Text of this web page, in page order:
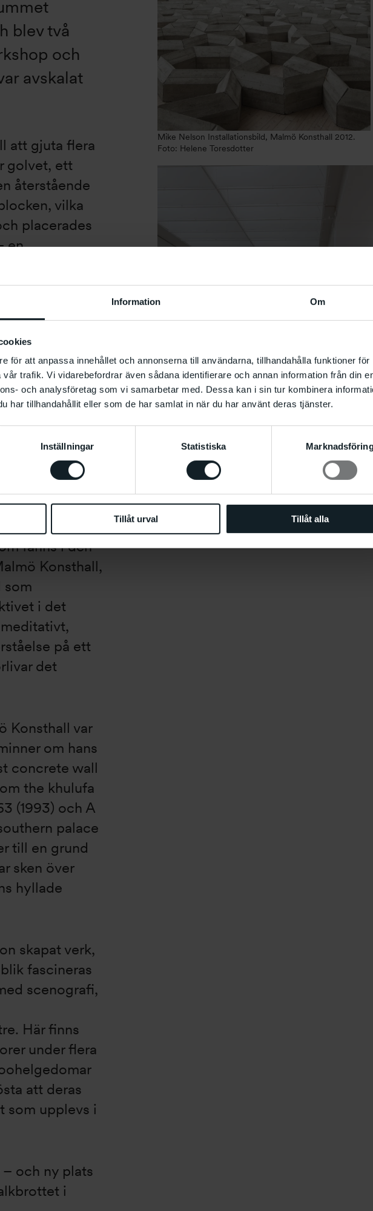
Information Om
för att anpassa innehållet och annonserna till användarna, tillhandahålla funktioner för
trafik. Vi vidarebefordrar även sådana identifierare och annan information från din
och analysföretag som vi samarbetar med. Dessa kan i sin tur kombinera
har tillhandahållit eller som de har samlat in när du har använt deras tjänster.
Inställningar Statistiska
Tillåt urval Tillåt alla
blev två
och
avskalat
att gjuta flera
golvet, ett
återstående
vilka
placerades
en
dekorativ
och andra
av att
det som
geometri
återigen
hade räknats
kunde bära
med
eller
de antydda
fanns i den
Konsthall,
som
i det
på ett
det
Konsthall var
om hans
concrete wall
the khulufa
(1993) och A
palace
till en grund
sken över
hyllade
skapat verk,
fascineras
scenografi,
Här finns
under flera
att deras
som upplevs i
och ny plats
i
Mike Nelson Installationsbild, Malmö Konsthall 2012.
Foto: Helene Toresdotter
Mike Nelson Installationsbild, Malmö Konsthall 2012.
Foto: Helene Toresdotter